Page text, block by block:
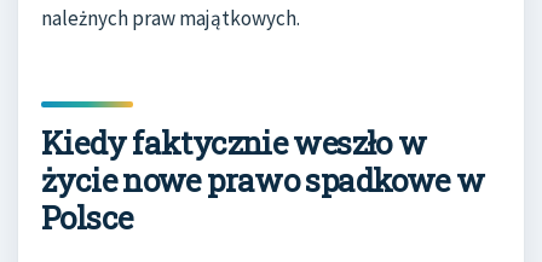
należnych praw majątkowych.
Kiedy faktycznie weszło w
życie nowe prawo spadkowe w
Polsce